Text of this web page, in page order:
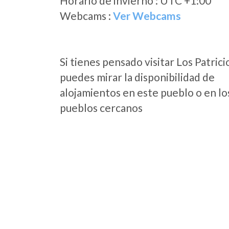
Webcams : Ver Webcams
Si tienes pensado visitar Los
puedes mirar la disponibilidad de
alojamientos en este pueblo o en
pueblos cercanos